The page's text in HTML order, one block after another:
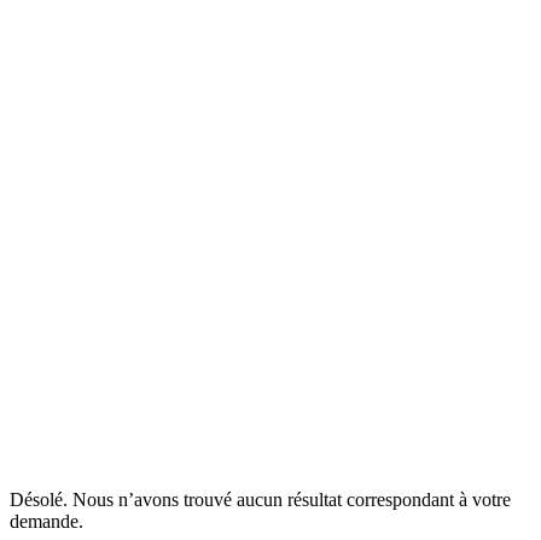
Désolé. Nous n’avons trouvé aucun résultat correspondant à votre
demande.